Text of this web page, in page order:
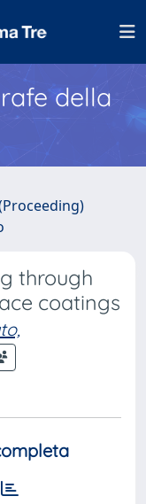
della
through
coatings